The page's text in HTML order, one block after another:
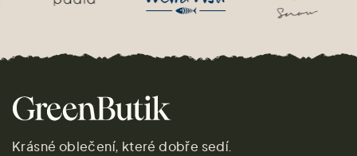
Krásné oblečení, které dobře sedí.